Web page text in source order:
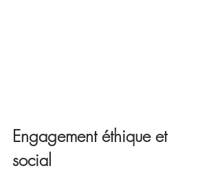
Engagement éthique et
social